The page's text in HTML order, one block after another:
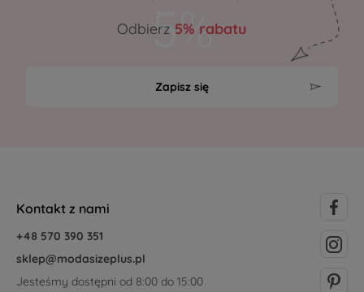
Odbierz 5% rabatu
Zapisz się
Kontakt z nami
+48 570 390 351
sklep@modasizeplus.pl
Jesteśmy dostępni od 8:00 do 15:00